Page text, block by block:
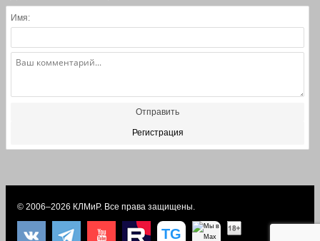
Имя:
Отправить
Регистрация
© 2006–2026 КЛМиP. Все права защищены.